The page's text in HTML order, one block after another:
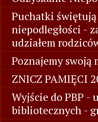
Puchatki
niepodległości -
udziałem
Poznajemy swoją
ZNICZ PAMIĘCI
Wyjście do PBP -
bibliotecznych -